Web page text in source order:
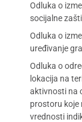
Odluka o
socijalne
Odluka o
uređivanje
Odluka o
lokacija na
aktivnosti na
prostoru koje
vrednosti